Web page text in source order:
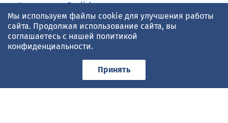
Қазақша
English
Прогноз погоды по данным
Принимаем карты
Мы используем файлы cookie для улучшения работы
сайта. Продолжая использование сайта, вы
соглашаетесь с нашей политикой
конфиденциальности.
Принять